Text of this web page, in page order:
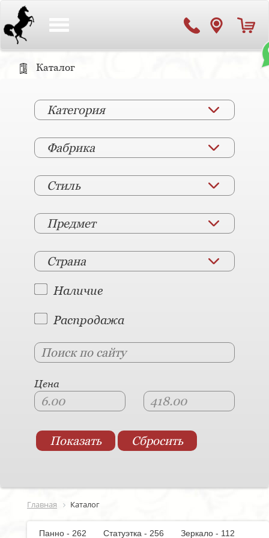
Каталог
Категория
Фабрика
Стиль
Предмет
Страна
Наличие
Распродажа
Цена
Главная Каталог
Панно - 262 Статуэтка - 256
Зеркало - 112